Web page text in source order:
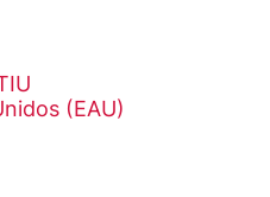
(EAU)